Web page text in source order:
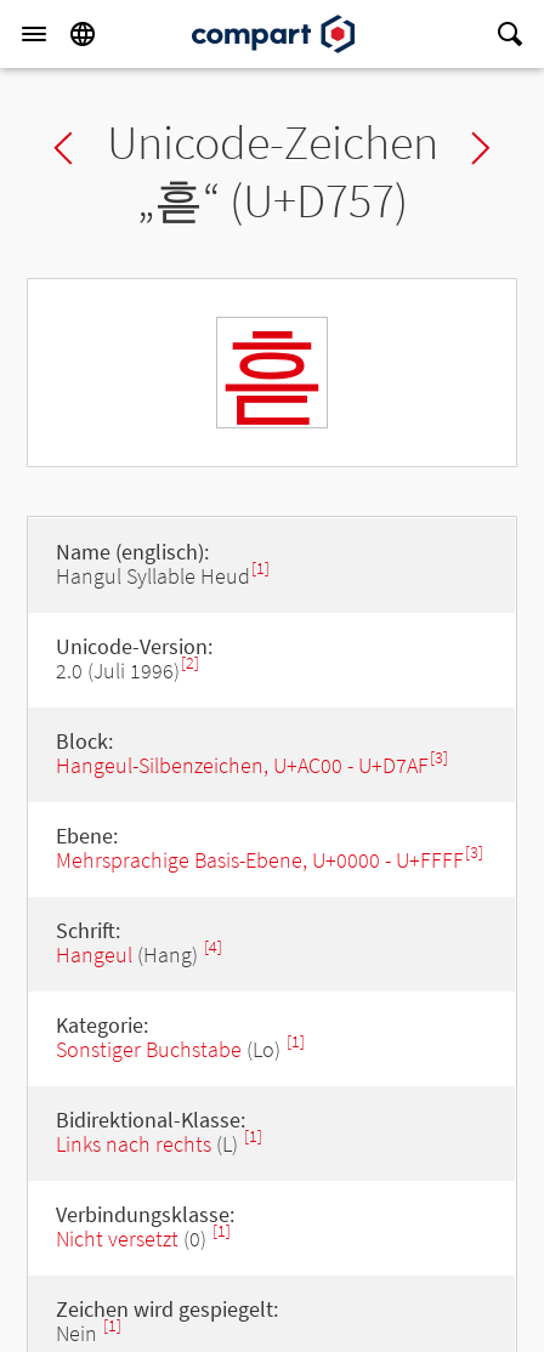
Previous char
Unicode-Zeichen
„흗“ (U+D757)
흗
Name (englisch):
Hangul Syllable Heud[1]
Unicode-Version:
2.0 (Juli 1996)[2]
Block:
Hangeul-Silbenzeichen, U+AC00 - U+D7AF[3]
Ebene:
Mehrsprachige Basis-Ebene, U+0000 - U+FFFF[3]
Schrift:
Hangeul(Hang) [4]
Kategorie:
Sonstiger Buchstabe (Lo) [1]
Bidirektional-Klasse:
Links nach rechts(L) [1]
Verbindungsklasse:
Nicht versetzt(0) [1]
Zeichen wird gespiegelt:
Nein [1]